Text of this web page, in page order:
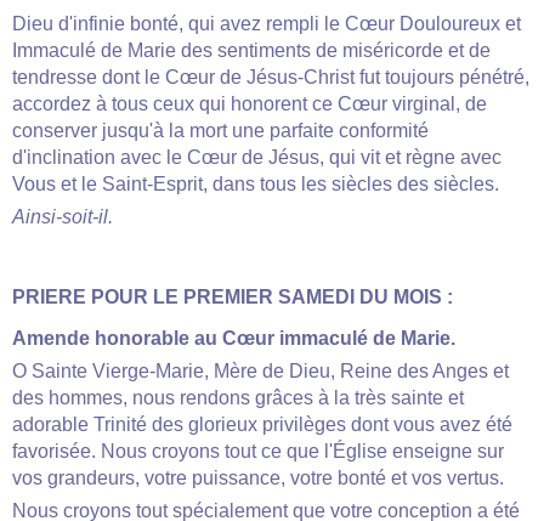
Dieu d'infinie bonté, qui avez rempli le Cœur Douloureux et
Immaculé de Marie des sentiments de miséricorde et de
tendresse dont le Cœur de Jésus-Christ fut toujours pénétré,
accordez à tous ceux qui honorent ce Cœur virginal, de
conserver jusqu'à la mort une parfaite conformité
d'inclination avec le Cœur de Jésus, qui vit et règne avec
Vous et le Saint-Esprit, dans tous les siècles des siècles.
Ainsi-soit-il.
PRIERE POUR LE PREMIER SAMEDI DU MOIS :
Amende honorable au Cœur immaculé de Marie.
O Sainte Vierge-Marie, Mère de Dieu, Reine des Anges et
des hommes, nous rendons grâces à la très sainte et
adorable Trinité des glorieux privilèges dont vous avez été
favorisée. Nous croyons tout ce que l'Église enseigne sur
vos grandeurs, votre puissance, votre bonté et vos vertus.
Nous croyons tout spécialement que votre conception a été